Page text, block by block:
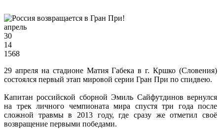
апрель
30
14
1568
29 апреля на стадионе Матия Габека в г. Кршко (Словения)
состоялся первый этап мировой серии Гран При по спидвею.
Капитан российской сборной Эмиль Сайфутдинов вернулся
на трек личного чемпионата мира спустя три года после
сложной травмы в 2013 году, где сразу же отметил своё
возвращение первыми победами.